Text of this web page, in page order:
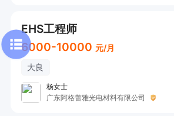
EHS工程师
6000-10000 元/月
大良
杨女士
广东阿格蕾雅光电材料有限公司